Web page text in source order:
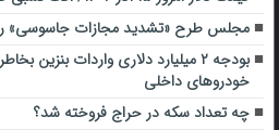
مجلس طرح «تشدید مجازات جاسوسی» را
بودجه ۲ میلیارد دلاری واردات بنزین
خودروهای داخلی
چه تعداد سکه در حراج فروخته شد؟